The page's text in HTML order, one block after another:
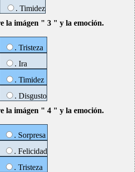
. Timidez
la imágen " 3 " y la emoción.
. Tristeza
. Ira
. Timidez
. Disgusto
la imágen " 4 " y la emoción.
. Sorpresa
. Felicidad
. Tristeza